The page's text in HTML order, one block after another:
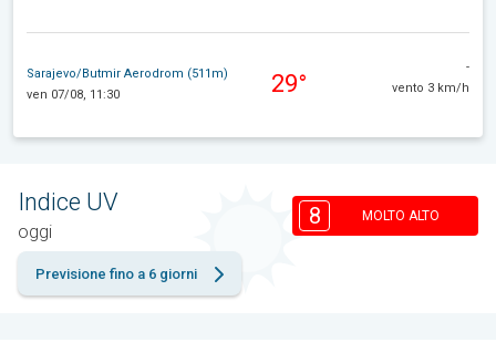
Sarajevo/Butmir Aerodrom (511m)
ven 07/08, 11:30
29°
-
vento 3 km/h
Indice UV
oggi
8 MOLTO ALTO
Previsione fino a 6 giorni